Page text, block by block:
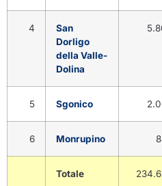
4
San
Dorligo
della Valle-
Dolina
5 Sgonico
6 Monrupino
Totale